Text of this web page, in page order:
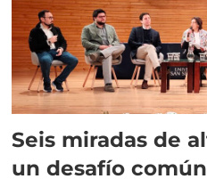
Seis miradas de
un desafío